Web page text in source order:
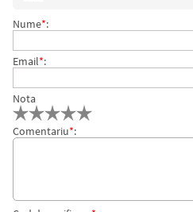
Nume*:
Email*:
Nota
Comentariu*: